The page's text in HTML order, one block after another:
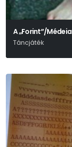
A „Forint”/Médeia
Táncjáték